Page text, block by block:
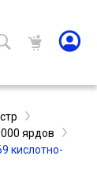
ярдов
кислотно-